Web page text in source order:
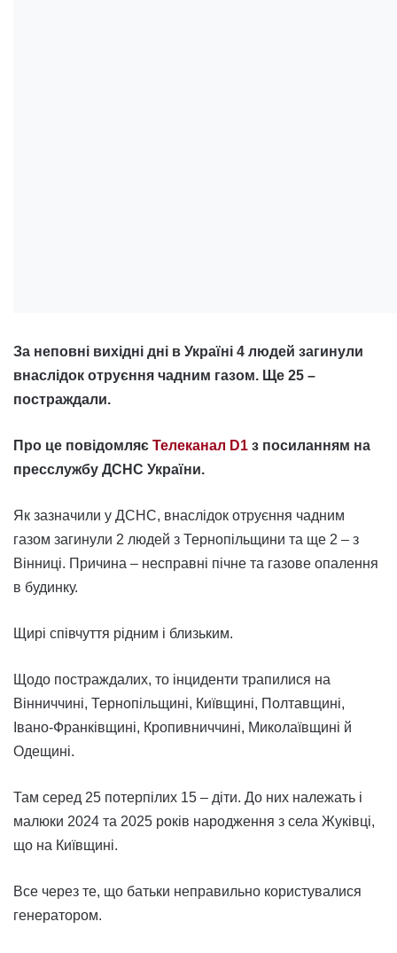
За неповні вихідні дні в Україні 4 людей загинули
внаслідок отруєння чадним газом. Ще 25 –
постраждали.
Про це повідомляє Телеканал D1 з посиланням на
пресслужбу ДСНС України.
Як зазначили у ДСНС, внаслідок отруєння чадним
газом загинули 2 людей з Тернопільщини та ще 2 – з
Вінниці. Причина – несправні пічне та газове опалення
в будинку.
Щирі співчуття рідним і близьким.
Щодо постраждалих, то інциденти трапилися на
Вінниччині, Тернопільщині, Київщині, Полтавщині,
Івано-Франківщині, Кропивниччині, Миколаївщині й
Одещині.
Там серед 25 потерпілих 15 – діти. До них належать і
малюки 2024 та 2025 років народження з села Жуківці,
що на Київщині.
Все через те, що батьки неправильно користувалися
генератором.